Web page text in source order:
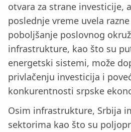
otvara za strane investicije,
poslednje vreme uvela
poboljšanje poslovnog
infrastrukture, kao što su
energetski sistemi, može
privlačenju investicija i
konkurentnosti srpske
Osim infrastrukture, Srbija
sektorima kao što su